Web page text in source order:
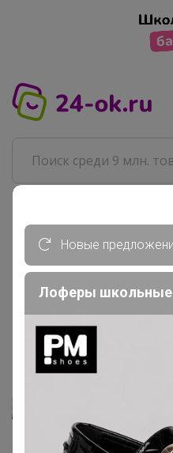
Главная
Леныра
СП219 ВСЕ В НАЛИЧИИ
Парфюмированная
Rudy Мистический
Новые
Лоферы школьные